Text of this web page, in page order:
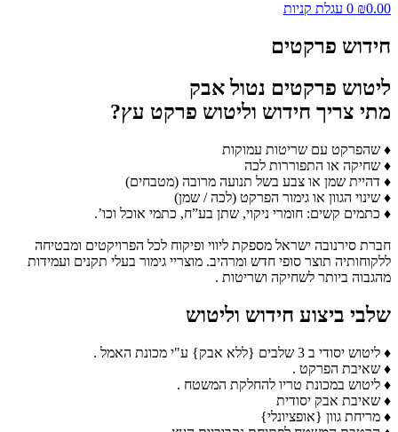
₪0.00
0 עגלת קניות
חידוש פרקטים
ליטוש פרקטים נטול אבק
מתי צריך חידוש וליטוש פרקט עץ?
♦ שהפרקט עם שריטות עמוקות
♦ שחיקה או התפוררות לכה
♦ דהיית שמן או צבע בשל תנועה מרובה (מטבחים)
♦ שינוי הגוון או גימור הפרקט (לכה / שמן)
♦ כתמים קשים: חומרי ניקוי, שתן בע”ח, כתמי אוכל וכו’.
חברת סירנובה ישראל מספקת ליווי ופיקוח לכל הפרויקטים ומבטיחה
ללקוחותיה תוצר סופי חדש ומרהיב. מוצריי גימור בעלי תקנים ועמידות
מהגבוה ביותר לשחיקה ושריטות .
שלבי ביצוע חידוש וליטוש
♦ ליטוש יסודי ב 3 שלבים {ללא אבק} ע"י מכונת האמל .
♦ שאיבת הפרקט .
♦ ליטוש במכונת טריו להחלקת המשטח .
♦ שאיבת אבק יסודית
♦ מריחת גוון {אופציונלי}